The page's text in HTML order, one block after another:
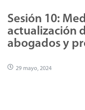
Sesión 10:
actualización
abogados y
29 mayo, 2024